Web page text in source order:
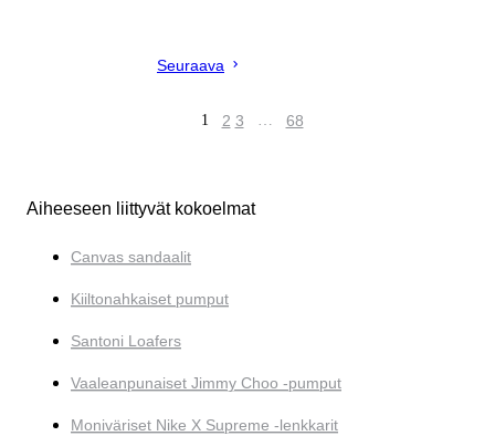
Seuraava
1 2 3 … 68
Aiheeseen liittyvät kokoelmat
Canvas sandaalit
Kiiltonahkaiset pumput
Santoni Loafers
Vaaleanpunaiset Jimmy Choo -pumput
Moniväriset Nike X Supreme -lenkkarit